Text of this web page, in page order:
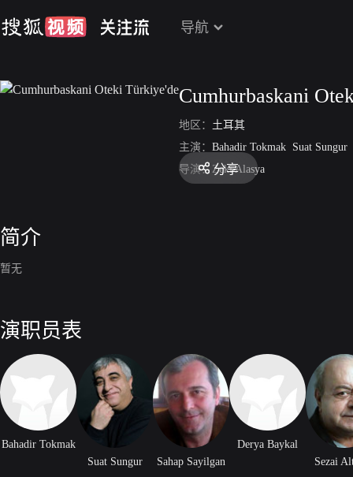
导航
Cumhurbaskani
地区： 土耳其
主演： Bahadir Tokmak Suat Sungur
导演： Zeki Alasya
分享
简介
暂无
演职员表
Bahadir Tokmak
Suat Sungur
Sahap Sayilgan
Derya Baykal
Sezai